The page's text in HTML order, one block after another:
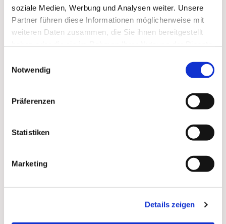
soziale Medien, Werbung und Analysen weiter. Unsere
Partner führen diese Informationen möglicherweise mit
weiteren Daten zusammen, die Sie ihnen bereitgestellt
Notwendig
Präferenzen
Statistiken
Marketing
Details zeigen
Wann:Mittwoch von 15.00 bis 16.30 Uhr
Ort ab Juni 2025: Aula im Oberlin-Seminar,
Tietzenweg 130/132
Kontakt:Anne Fränkle
Email:info(at)paulus-lichterfelde.de